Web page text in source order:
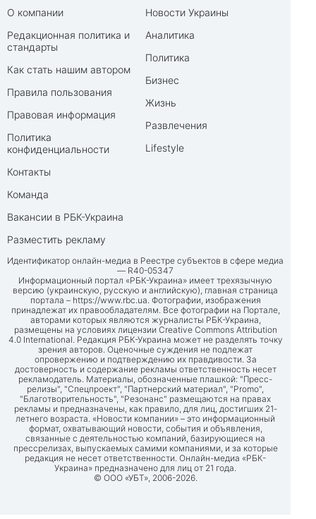
О компании
Редакционная политика и
стандарты
Как стать нашим автором
Правила пользования
Правовая информация
Политика
конфиденциальности
Контакты
Команда
Вакансии в РБК-Украина
Разместить рекламу
Новости Украины
Аналитика
Политика
Бизнес
Жизнь
Развлечения
Lifestyle
Идентификатор онлайн-медиа в Реестре субъектов в сфере медиа
— R40-05347
Информационный портал «РБК-Украина» имеет трехязычную
версию (украинскую, русскую и английскую), главная страница
портала – https://www.rbc.ua. Фотографии, изображения
принадлежат их правообладателям. Все фотографии на Портале,
авторами которых являются журналисты РБК-Украина,
размещены на условиях лицензии Creative Commons Attribution
4.0 International. Редакция РБК-Украина может не разделять точку
зрения авторов. Оценочные суждения не подлежат
опровержению и подтверждению их правдивости. За
достоверность и содержание рекламы ответственность несет
рекламодатель. Материалы, обозначенные плашкой: "Пресс-
релизы", "Спецпроект", "Партнерский материал", "Promo",
"Благотворительность", "Резонанс" размещаются на правах
рекламы и предназначены, как правило, для лиц, достигших 21-
летнего возраста. «Новости компании» – это информационный
формат, охватывающий новости, события и объявления,
связанные с деятельностью компаний, базирующиеся на
прессрелизах, выпускаемых самими компаниями, и за которые
редакция не несет ответственности. Онлайн-медиа «РБК-
Украина» предназначено для лиц от 21 года.
© ООО «УБТ», 2006-2026.